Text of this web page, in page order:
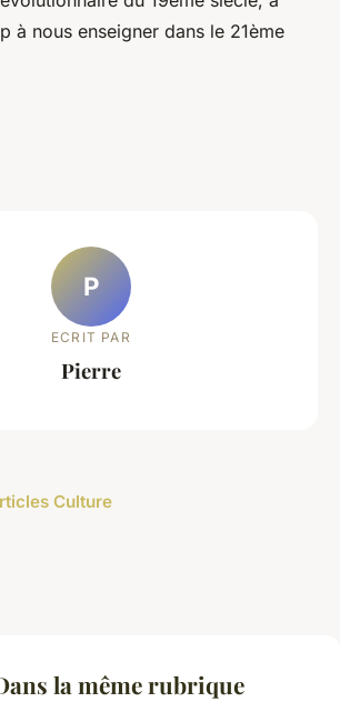
à nous enseigner dans le 21ème
P
ECRIT PAR
Pierre
Culture
la même rubrique